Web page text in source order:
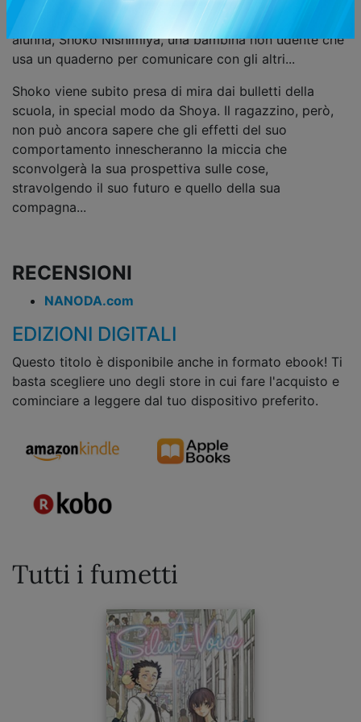
cambiano quando nella sua classe arriva una nuova
alunna, Shoko Nishimiya, una bambina non udente che
usa un quaderno per comunicare con gli altri...
Shoko viene subito presa di mira dai bulletti della
scuola, in special modo da Shoya. Il ragazzino, però,
non può ancora sapere che gli effetti del suo
comportamento innescheranno la miccia che
sconvolgerà la sua prospettiva sulle cose,
stravolgendo il suo futuro e quello della sua
compagna...
RECENSIONI
NANODA.com
EDIZIONI DIGITALI
Questo titolo è disponibile anche in formato ebook! Ti
basta scegliere uno degli store in cui fare l'acquisto e
cominciare a leggere dal tuo dispositivo preferito.
Tutti i fumetti